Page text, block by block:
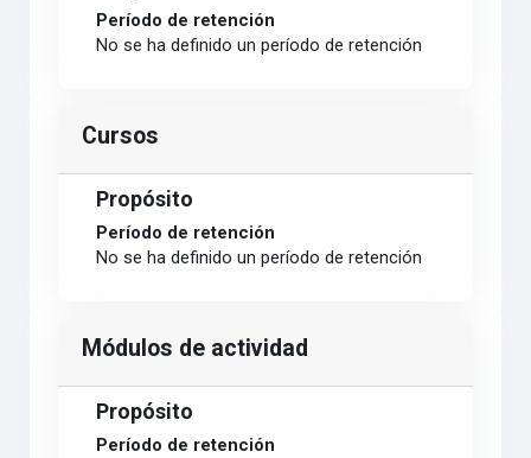
Período de retención
No se ha definido un período de retención
Cursos
Propósito
Período de retención
No se ha definido un período de retención
Módulos de actividad
Propósito
Período de retención